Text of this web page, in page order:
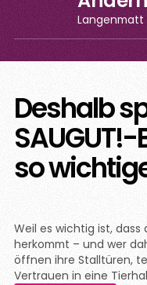
Langenmatt
Deshalb
so
Weil es wichtig ist, dass
herkommt – und wer
öffnen ihre Stalltüren,
Vertrauen in eine